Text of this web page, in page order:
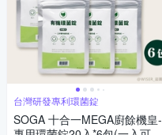
台灣研發專利環菌錠
SOGA 十合一MEGA廚餘機皇-